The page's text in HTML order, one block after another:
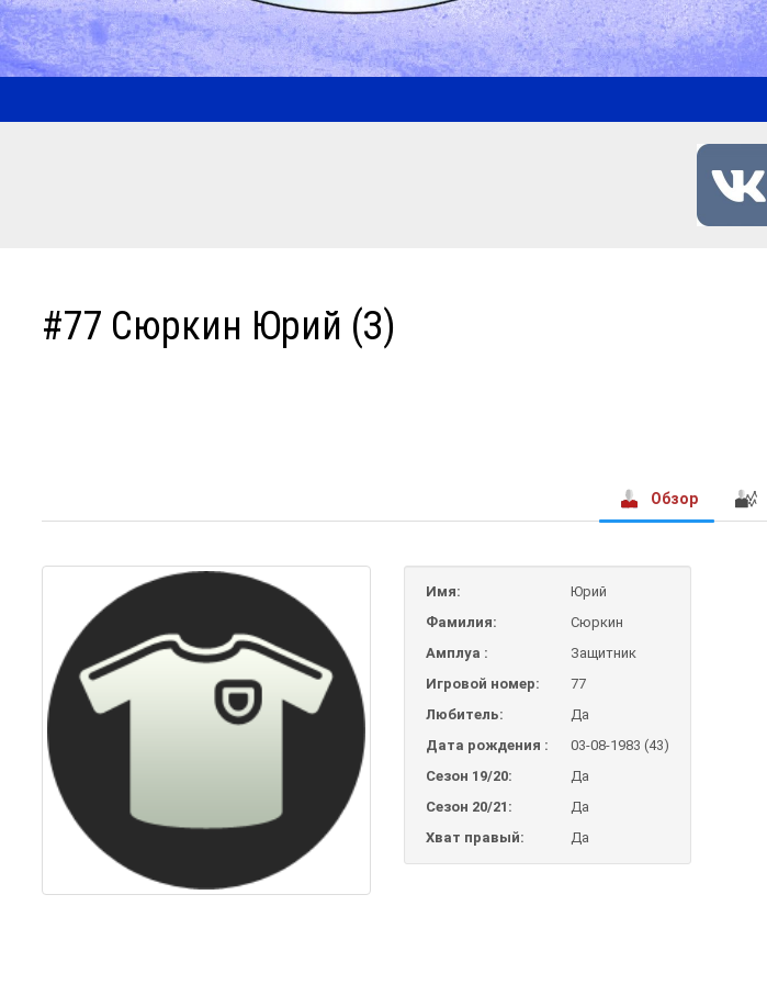
#77 Сюркин Юрий (З)
Обзор
Имя:
Юрий
Фамилия:
Сюркин
Амплуа :
Защитник
Игровой номер:
77
Любитель:
Да
Дата рождения :
03-08-1983 (43)
Сезон 19/20:
Да
Сезон 20/21:
Да
Хват правый:
Да